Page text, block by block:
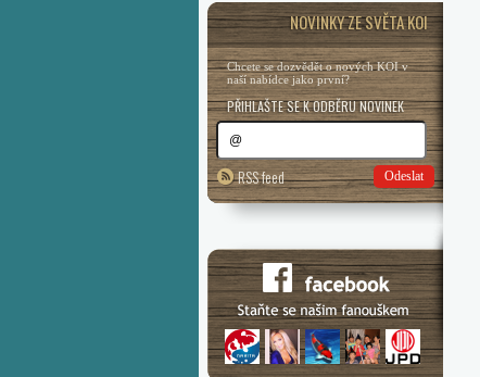
NOVINKY ZE SVĚTA KOI
Chcete se dozvědět o nových KOI v
naší nabídce jako první?
PŘIHLAŠTE SE K ODBĚRU NOVINEK
RSS feed Odeslat